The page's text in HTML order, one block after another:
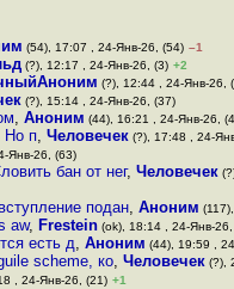
(54), 17:07 , 24-Янв-26, (54) –1
(?), 12:17 , 24-Янв-26, (3) +2
(?), 12:44 , 24-Янв-26,
(?), 15:14 , 24-Янв-26, (37)
, Аноним (44), 16:21 , 24-Янв-26,
Но п, Человечек (?), 17:48 , 24-
Янв-26, (63)
бан от нег, Человечек
подан, Аноним
aw, Frestein (ok), 18:14 , 24-Янв-
есть д, Аноним (44), 19:59 ,
scheme, ко, Человечек (?),
, 24-Янв-26, (21) +1